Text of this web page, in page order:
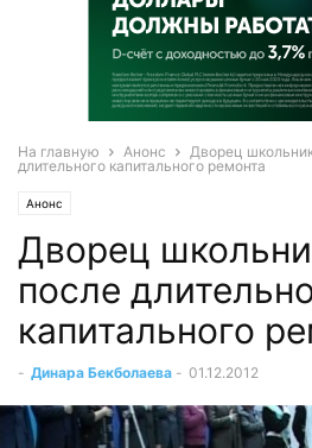
На главную Анонс
Дворец
длительного капитального ремонта
Анонс
Дворец
после
капитального
- Динара Бекболаева - 01.12.2012